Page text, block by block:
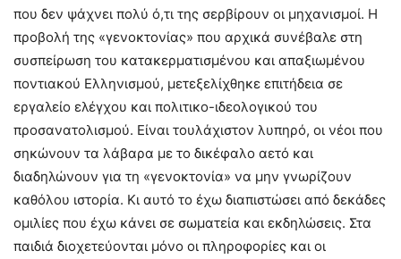
που δεν ψάχνει πολύ ό,τι της σερβίρουν οι μηχανισμοί. Η
προβολή της «γενοκτονίας» που αρχικά συνέβαλε στη
συσπείρωση του κατακερματισμένου και απαξιωμένου
ποντιακού Ελληνισμού, μετεξελίχθηκε επιτήδεια σε
εργαλείο ελέγχου και πολιτικο-ιδεολογικού του
προσανατολισμού. Είναι τουλάχιστον λυπηρό, οι νέοι που
σηκώνουν τα λάβαρα με το δικέφαλο αετό και
διαδηλώνουν για τη «γενοκτονία» να μην γνωρίζουν
καθόλου ιστορία. Κι αυτό το έχω διαπιστώσει από δεκάδες
ομιλίες που έχω κάνει σε σωματεία και εκδηλώσεις. Στα
παιδιά διοχετεύονται μόνο οι πληροφορίες και οι